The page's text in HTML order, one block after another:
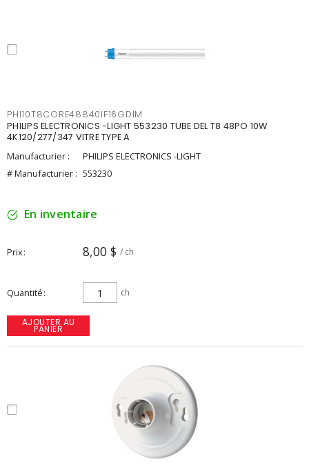
PHI10T8CORE48840IF16GDIM
PHILIPS ELECTRONICS -LIGHT 553230 TUBE DEL T8 48PO 10W
4K120/277/347 VITRE TYPE A
Manufacturier :
PHILIPS ELECTRONICS -LIGHT
# Manufacturier : 553230
En inventaire
Prix 8,00 $ / ch
Quantité ch
AJOUTER AU
PANIER